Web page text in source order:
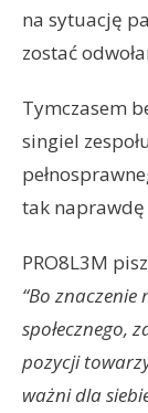
na sytuację
zostać
Tymczasem
singiel
tak naprawdę
PRO8L3M
“Bo
społecznego,
pozycji
ważni dla